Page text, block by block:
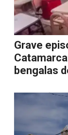
Grave
bengalas